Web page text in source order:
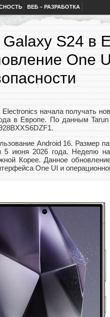
ВЕБ – РАЗРАБОТКА
S24 в
One
начала получать
в Европе. По данным
Android 16. Размер
5 июня 2026 года. Неделю
Корее. Данное
One UI и